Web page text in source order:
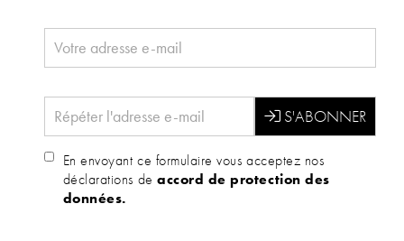
En envoyant ce formulaire vous acceptez nos
déclarations deaccord de protection des
données.